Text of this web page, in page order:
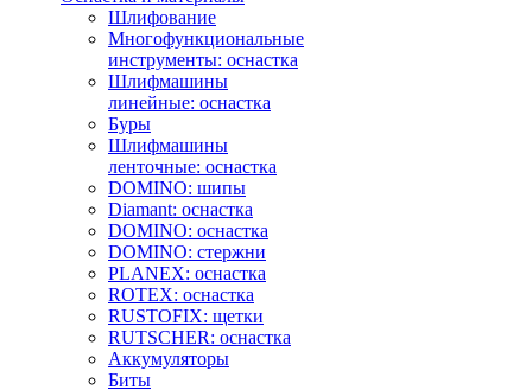
Шлифование
Многофункциональные
инструменты: оснастка
Шлифмашины
линейные: оснастка
Буры
Шлифмашины
ленточные: оснастка
DOMINO: шипы
Diamant: оснастка
DOMINO: оснастка
DOMINO: стержни
PLANEX: оснастка
ROTEX: оснастка
RUSTOFIX: щетки
RUTSCHER: оснастка
Аккумуляторы
Биты